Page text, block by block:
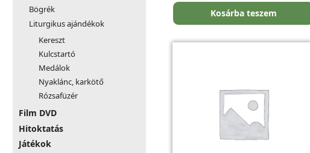
Kosárba teszem
Bögrék
Liturgikus ajándékok
Kereszt
Kulcstartó
Medálok
Nyaklánc, karkötő
Rózsafüzér
Film DVD
Hitoktatás
Játékok